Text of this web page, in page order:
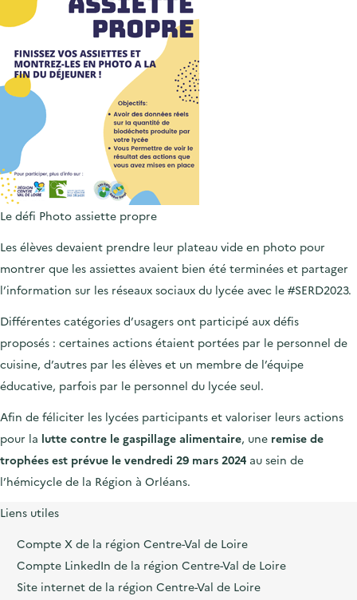
Le défi Photo assiette propre
Les élèves devaient prendre leur plateau vide en photo pour
montrer que les assiettes avaient bien été terminées et partager
l’information sur les réseaux sociaux du lycée avec le #SERD2023.
Différentes catégories d’usagers ont participé aux défis
proposés : certaines actions étaient portées par le personnel de
cuisine, d’autres par les élèves et un membre de l’équipe
éducative, parfois par le personnel du lycée seul.
Afin de féliciter les lycées participants et valoriser leurs actions
pour la lutte contre le gaspillage alimentaire, une remise de
trophées est prévue le vendredi 29 mars 2024 au sein de
l’hémicycle de la Région à Orléans.
Liens utiles
Compte X de la région Centre-Val de Loire
Compte LinkedIn de la région Centre-Val de Loire
Site internet de la région Centre-Val de Loire